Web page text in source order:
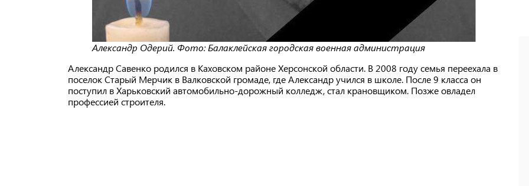
Александр Одерий. Фото: Балаклейская городская военная администрация
Александр Савенко родился в Каховском районе Херсонской области. В 2008 году семья переехала в
поселок Старый Мерчик в Валковской громаде, где Александр учился в школе. После 9 класса он
поступил в Харьковский автомобильно-дорожный колледж, стал крановщиком. Позже овладел
профессией строителя.